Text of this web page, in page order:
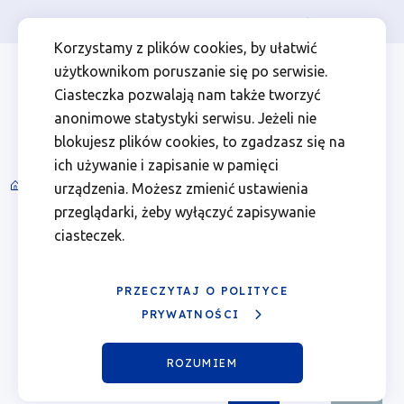
Korzystamy z plików cookies, by ułatwić
użytkownikom poruszanie się po serwisie.
Ciasteczka pozwalają nam także tworzyć
anonimowe statystyki serwisu. Jeżeli nie
blokujesz plików cookies, to zgadzasz się na
ich używanie i zapisanie w pamięci
urządzenia. Możesz zmienić ustawienia
przeglądarki, żeby wyłączyć zapisywanie
ciasteczek.
PRZECZYTAJ O POLITYCE
PRYWATNOŚCI
ROZUMIEM
Kalendarz
wydarzeń
14.05.2026
Europejskie
Wielkopolski
Przejdź
głównej
nawigacji
Przejdź
wyszukiwarki
Przejdź
zawartości
strony
Przejdź
stopki
Menu
Header
Top
Osoba prywatna Firma
Menu
top
left
Ścieżka
nawigacyjna
Spotkania informacyjne i wydarzenia
Śr. Czw. Pt.
01
04 05 06
Pokaż
07Sierpień
08